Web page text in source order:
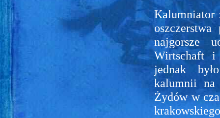
Kalumniator
najgorsze
Wirtschaft i
jednak
kalumnii na
Żydów w